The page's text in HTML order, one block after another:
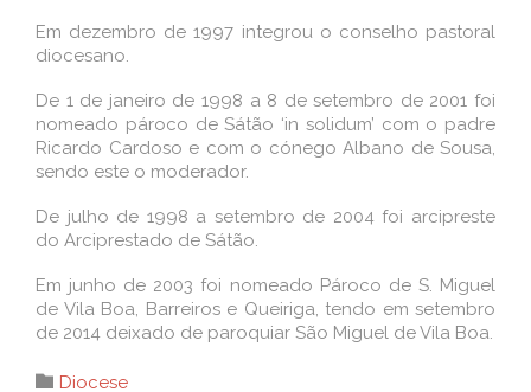
Em dezembro de 1997 integrou o conselho pastoral
diocesano.
De 1 de janeiro de 1998 a 8 de setembro de 2001 foi
nomeado pároco de Sátão ‘in solidum’ com o padre
Ricardo Cardoso e com o cónego Albano de Sousa,
sendo este o moderador.
De julho de 1998 a setembro de 2004 foi arcipreste
do Arciprestado de Sátão.
Em junho de 2003 foi nomeado Pároco de S. Miguel
de Vila Boa, Barreiros e Queiriga, tendo em setembro
de 2014 deixado de paroquiar São Miguel de Vila Boa.
 Category
Diocese